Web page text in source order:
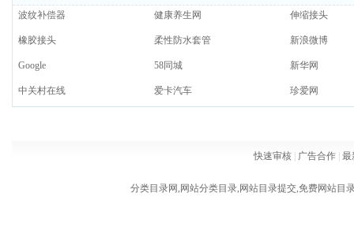
波纹补偿器 健康养生网 伸缩接头
橡胶接头 柔性防水套管 新浪微博
Google 58同城 新华网
中关村在线 爱卡汽车 珍爱网
快速审核| 广告合作| 最
分类目录网,网站分类目录,网站目录提交,免费网站目